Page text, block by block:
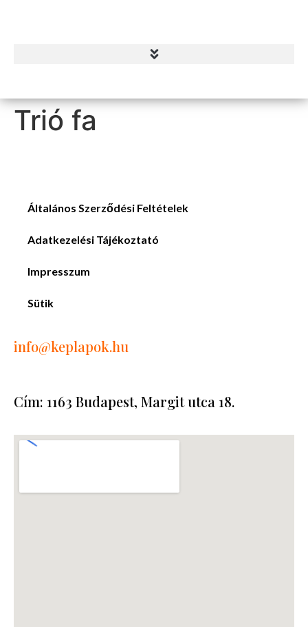
Trió fa
Általános Szerződési Feltételek
Adatkezelési Tájékoztató
Impresszum
Sütik
info@keplapok.hu
Cím: 1163 Budapest, Margit utca 18.